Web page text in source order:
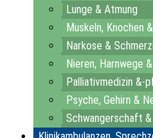
Lunge & Atmung
Muskeln, Knochen
Narkose &
Nieren, Harnwege
Palliativmedizin &-
Psyche, Gehirn &
Schwangerschaft